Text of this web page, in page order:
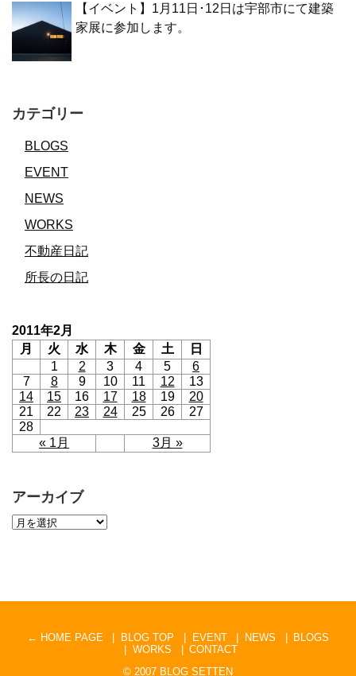
【イベント】1月11日･12日は宇部市にて建築
家展に参加します。
カテゴリー
BLOGS
EVENT
NEWS
WORKS
不動産日記
所長の日記
2011年2月
月
火 水 木 金 土 日
« 1月 3月 »
1 2 3 4 5
6
7
8 9 10 11 12
13
14
15 16 17 18 19
20
21
22 23 24 25 26
27
28
アーカイブ
← HOME PAGE BLOG TOP EVENT NEWS
BLOGS
WORKS
CONTACT
© 2007 BLOG SETTEN